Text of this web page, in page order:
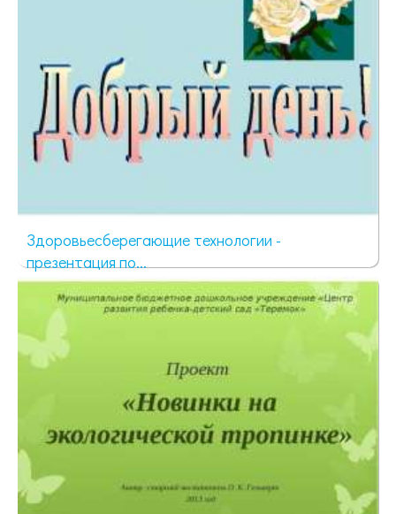
Здоровьесберегающие технологии -
презентация по...
393 просмотра